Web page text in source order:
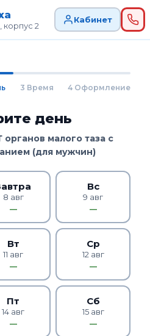
корпус 2
Кабинет
3 Время 4 Оформление
день
органов малого таза с
(для мужчин)
8 авг
—
Вс
9 авг
—
Вт
11 авг
—
Ср
12 авг
—
Пт
14 авг
—
Сб
15 авг
—